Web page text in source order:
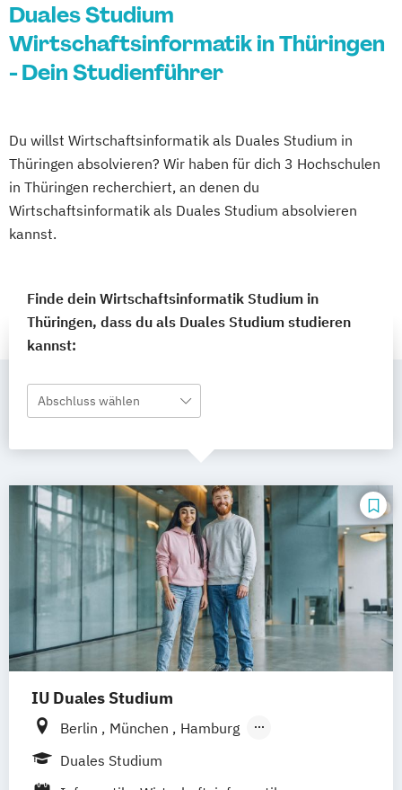
Duales Studium
Wirtschaftsinformatik in Thüringen
- Dein Studienführer
Du willst Wirtschaftsinformatik als Duales Studium in
Thüringen absolvieren? Wir haben für dich 3 Hochschulen
in Thüringen recherchiert, an denen du
Wirtschaftsinformatik als Duales Studium absolvieren
kannst.
Finde dein Wirtschaftsinformatik Studium in
Thüringen, dass du als Duales Studium studieren
kannst:
Abschluss wählen
IU Duales Studium
Berlin München
Hamburg
Frankfurt am Main
Duales Studium